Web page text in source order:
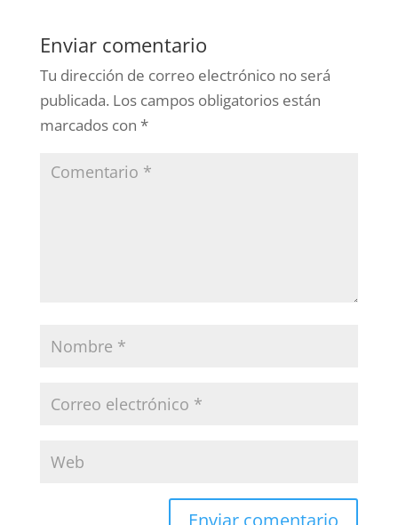
Enviar comentario
Tu dirección de correo electrónico no será
publicada. Los campos obligatorios están
marcados con *